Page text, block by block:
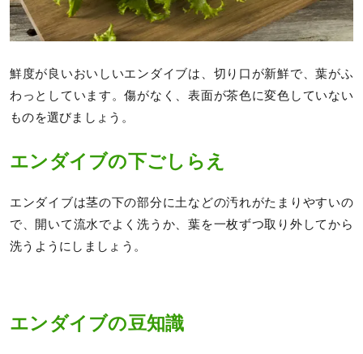
鮮度が良いおいしいエンダイブは、切り口が新鮮で、葉がふ
わっとしています。傷がなく、表面が茶色に変色していない
ものを選びましょう。
エンダイブの下ごしらえ
エンダイブは茎の下の部分に土などの汚れがたまりやすいの
で、開いて流水でよく洗うか、葉を一枚ずつ取り外してから
洗うようにしましょう。
エンダイブの豆知識